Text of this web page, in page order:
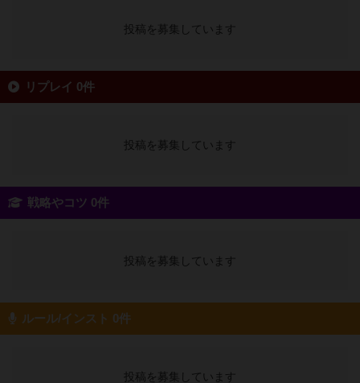
投稿を募集しています
リプレイ 0件
投稿を募集しています
戦略やコツ 0件
投稿を募集しています
ルール/インスト 0件
投稿を募集しています